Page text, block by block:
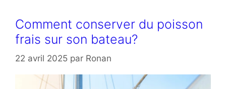
Comment conserver du poisson
frais sur son bateau?
22 avril 2025 par Ronan